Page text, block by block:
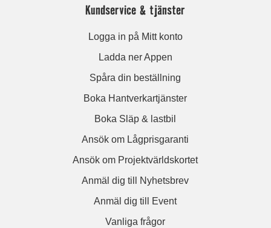
Kundservice & tjänster
Logga in på Mitt konto
Ladda ner Appen
Spåra din beställning
Boka Hantverkartjänster
Boka Släp & lastbil
Ansök om Lågprisgaranti
Ansök om Projektvärldskortet
Anmäl dig till Nyhetsbrev
Anmäl dig till Event
Vanliga frågor